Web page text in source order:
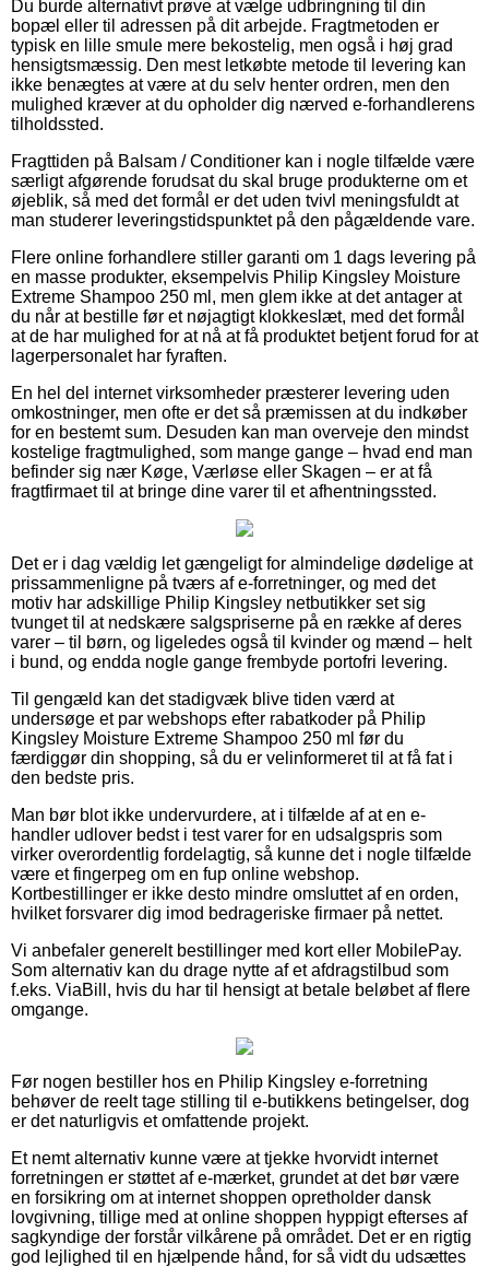
Du burde alternativt prøve at vælge udbringning til din
bopæl eller til adressen på dit arbejde. Fragtmetoden er
typisk en lille smule mere bekostelig, men også i høj grad
hensigtsmæssig. Den mest letkøbte metode til levering kan
ikke benægtes at være at du selv henter ordren, men den
mulighed kræver at du opholder dig nærved e-forhandlerens
tilholdssted.
Fragttiden på Balsam / Conditioner kan i nogle tilfælde være
særligt afgørende forudsat du skal bruge produkterne om et
øjeblik, så med det formål er det uden tvivl meningsfuldt at
man studerer leveringstidspunktet på den pågældende vare.
Flere online forhandlere stiller garanti om 1 dags levering på
en masse produkter, eksempelvis Philip Kingsley Moisture
Extreme Shampoo 250 ml, men glem ikke at det antager at
du når at bestille før et nøjagtigt klokkeslæt, med det formål
at de har mulighed for at nå at få produktet betjent forud for at
lagerpersonalet har fyraften.
En hel del internet virksomheder præsterer levering uden
omkostninger, men ofte er det så præmissen at du indkøber
for en bestemt sum. Desuden kan man overveje den mindst
kostelige fragtmulighed, som mange gange – hvad end man
befinder sig nær Køge, Værløse eller Skagen – er at få
fragtfirmaet til at bringe dine varer til et afhentningssted.
Det er i dag vældig let gængeligt for almindelige dødelige at
prissammenligne på tværs af e-forretninger, og med det
motiv har adskillige Philip Kingsley netbutikker set sig
tvunget til at nedskære salgspriserne på en række af deres
varer – til børn, og ligeledes også til kvinder og mænd – helt
i bund, og endda nogle gange frembyde portofri levering.
Til gengæld kan det stadigvæk blive tiden værd at
undersøge et par webshops efter rabatkoder på Philip
Kingsley Moisture Extreme Shampoo 250 ml før du
færdiggør din shopping, så du er velinformeret til at få fat i
den bedste pris.
Man bør blot ikke undervurdere, at i tilfælde af at en e-
handler udlover bedst i test varer for en udsalgspris som
virker overordentlig fordelagtig, så kunne det i nogle tilfælde
være et fingerpeg om en fup online webshop.
Kortbestillinger er ikke desto mindre omsluttet af en orden,
hvilket forsvarer dig imod bedrageriske firmaer på nettet.
Vi anbefaler generelt bestillinger med kort eller MobilePay.
Som alternativ kan du drage nytte af et afdragstilbud som
f.eks. ViaBill, hvis du har til hensigt at betale beløbet af flere
omgange.
Før nogen bestiller hos en Philip Kingsley e-forretning
behøver de reelt tage stilling til e-butikkens betingelser, dog
er det naturligvis et omfattende projekt.
Et nemt alternativ kunne være at tjekke hvorvidt internet
forretningen er støttet af e-mærket, grundet at det bør være
en forsikring om at internet shoppen opretholder dansk
lovgivning, tillige med at online shoppen hyppigt efterses af
sagkyndige der forstår vilkårene på området. Det er en rigtig
god lejlighed til en hjælpende hånd, for så vidt du udsættes